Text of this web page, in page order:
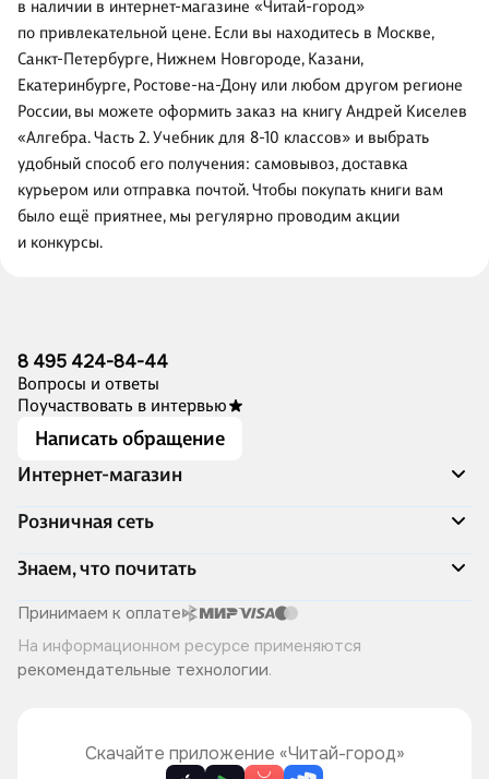
в наличии в интернет-магазине «Читай-город»
по привлекательной цене. Если вы находитесь в Москве,
Санкт-Петербурге, Нижнем Новгороде, Казани,
Екатеринбурге, Ростове-на-Дону или любом другом регионе
России, вы можете оформить заказ на книгу Андрей Киселев
«Алгебра. Часть 2. Учебник для 8-10 классов» и выбрать
удобный способ его получения: самовывоз, доставка
курьером или отправка почтой. Чтобы покупать книги вам
было ещё приятнее, мы регулярно проводим акции
и конкурсы.
8 495 424-84-44
Вопросы и ответы
Поучаствовать в интервью
Написать обращение
Интернет-магазин
Акции
Доставка и оплата
Программа лояльности
Подарочные сертификаты
Правила продажи
Политика конфиденциальности
Розничная сеть
Адреса магазинов
Книжный Дозор
О компании
Читай-город для бизнеса
Хотите у нас работать?
Знаем, что почитать
Скоро в продаже
Лучшие из лучших
Читай-журнал
Принимаем к оплате
На информационном ресурсе применяются
рекомендательные технологии.
Скачайте приложение «Читай-город»